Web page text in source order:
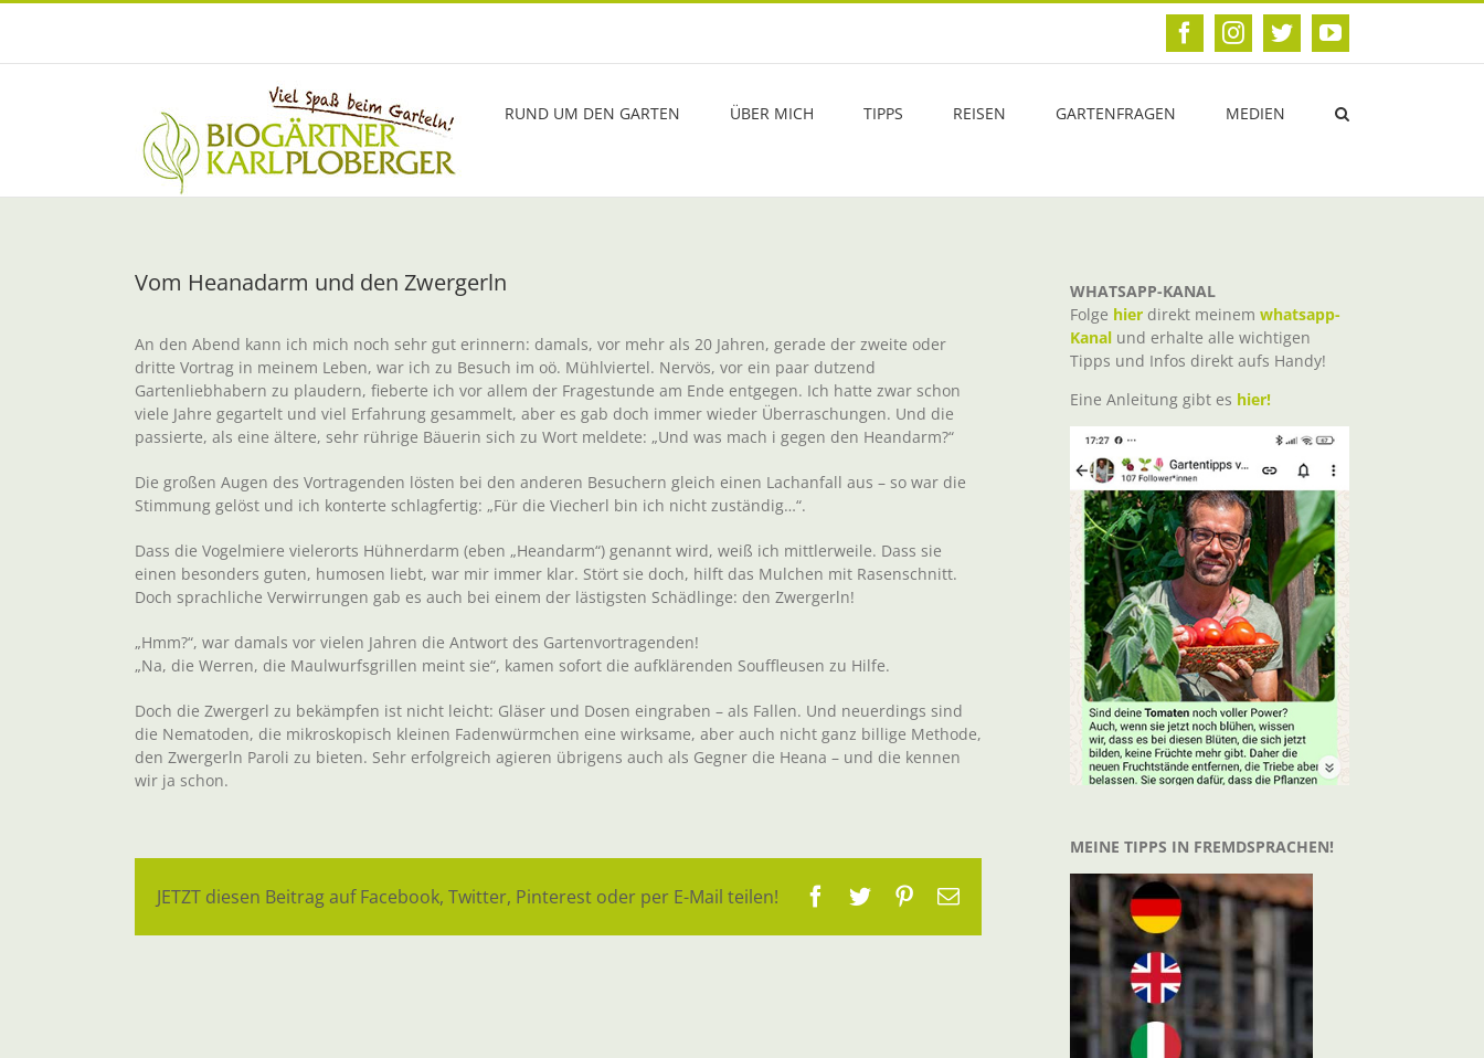
Zum
FacebookInstagram
TwitterYouTube
RUND UM DEN GARTEN ÜBER MICH TIPPS REISEN GARTENFRAGEN MEDIEN
Vom Heanadarm und den Zwergerln
An den Abend kann ich mich noch sehr gut erinnern: damals, vor mehr als 20 Jahren, gerade der zweite oder
dritte Vortrag in meinem Leben, war ich zu Besuch im oö. Mühlviertel. Nervös, vor ein paar dutzend
Gartenliebhabern zu plaudern, fieberte ich vor allem der Fragestunde am Ende entgegen. Ich hatte zwar schon
viele Jahre gegartelt und viel Erfahrung gesammelt, aber es gab doch immer wieder Überraschungen. Und die
passierte, als eine ältere, sehr rührige Bäuerin sich zu Wort meldete: „Und was mach i gegen den Heandarm?“
Die großen Augen des Vortragenden lösten bei den anderen Besuchern gleich einen Lachanfall aus – so war die
Stimmung gelöst und ich konterte schlagfertig: „Für die Viecherl bin ich nicht zuständig…“.
Dass die Vogelmiere vielerorts Hühnerdarm (eben „Heandarm“) genannt wird, weiß ich mittlerweile. Dass sie
einen besonders guten, humosen liebt, war mir immer klar. Stört sie doch, hilft das Mulchen mit Rasenschnitt.
Doch sprachliche Verwirrungen gab es auch bei einem der lästigsten Schädlinge: den Zwergerln!
„Hmm?“, war damals vor vielen Jahren die Antwort des Gartenvortragenden!
„Na, die Werren, die Maulwurfsgrillen meint sie“, kamen sofort die aufklärenden Souffleusen zu Hilfe.
Doch die Zwergerl zu bekämpfen ist nicht leicht: Gläser und Dosen eingraben – als Fallen. Und neuerdings sind
die Nematoden, die mikroskopisch kleinen Fadenwürmchen eine wirksame, aber auch nicht ganz billige Methode,
den Zwergerln Paroli zu bieten. Sehr erfolgreich agieren übrigens auch als Gegner die Heana – und die kennen
wir ja schon.
JETZT diesen Beitrag auf Facebook, Twitter, Pinterest oder per E-Mail teilen! Facebook
TwitterPinterest
E-
WHATSAPP-KANAL
Folge hier direkt meinem whatsapp-
Kanal und erhalte alle wichtigen
Tipps und Infos direkt aufs Handy!
Eine Anleitung gibt es hier!
MEINE TIPPS IN FREMDSPRACHEN!